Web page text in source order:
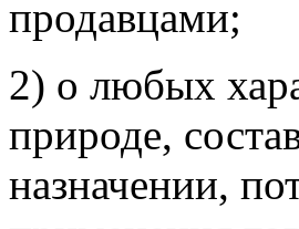
продавцами;
2) о любых
природе,
назначении,